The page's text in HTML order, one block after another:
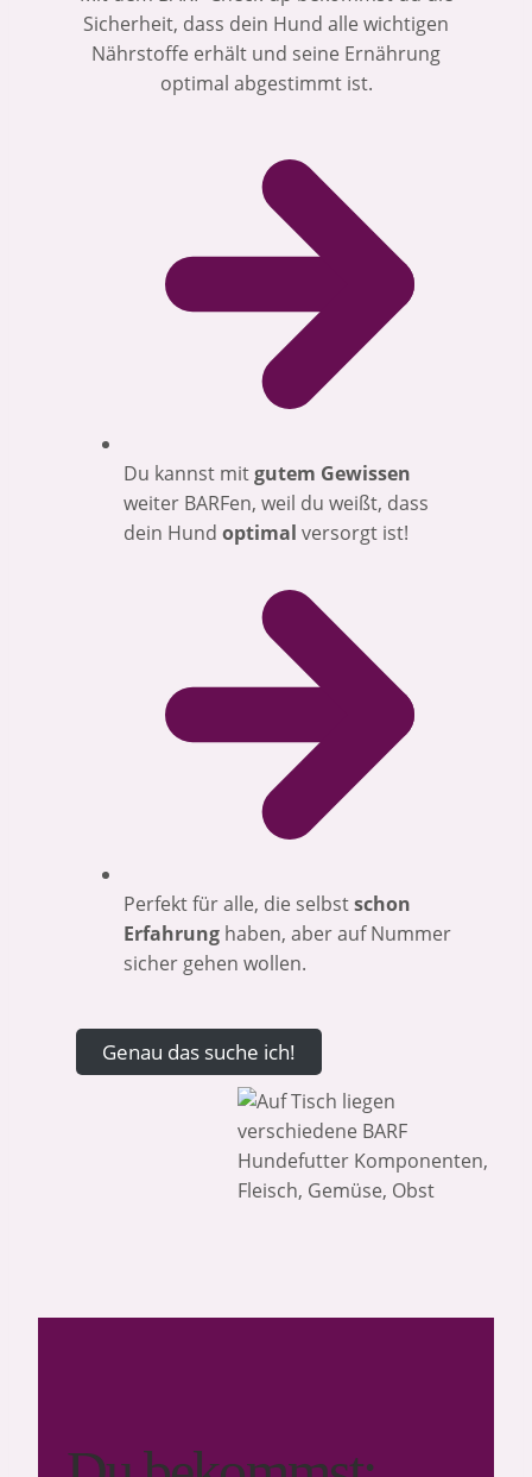
Sicherheit, dass dein Hund alle wichtigen
Nährstoffe erhält und seine Ernährung
optimal abgestimmt ist.
Du kannst mitgutem Gewissen
weiter BARFen, weil du weißt, dass
dein Hund optimal versorgt ist!
Perfekt für alle, die selbstschon
Erfahrung haben, aber auf Nummer
sicher gehen wollen.
Genau das suche ich!